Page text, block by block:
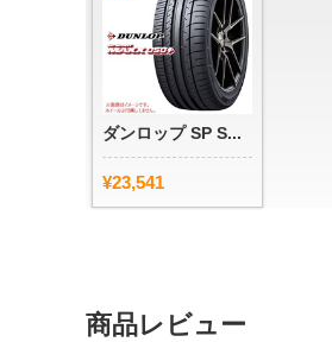
ダンロップ SP S...
¥23,541
商品レビュー